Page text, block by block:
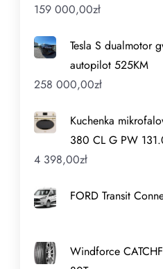
159 000,00zł
Tesla S dualmotor
autopilot 525KM
258 000,00zł
Kuchenka
380 CL G PW
4 398,00zł
FORD Transit
Windforce